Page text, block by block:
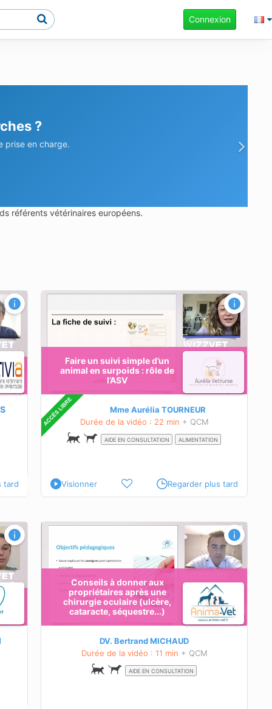
Connexion
?
prise en charge.
référents vétérinaires européens.
tard
Faire un suivi simple d’un
animal en surpoids : rôle de
l’ASV
Mme Aurélia TOURNEUR
Durée de la vidéo : 22 min + QCM
AIDE EN CONSULTATION ALIMENTATION
Visionner Regarder plus tard
Conseils à donner aux
propriétaires après une
chirurgie oculaire (ulcère,
cataracte, séquestre...)
DV. Bertrand MICHAUD
Durée de la vidéo : 11 min + QCM
AIDE EN CONSULTATION